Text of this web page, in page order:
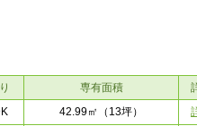
専有面積
42.99㎡ （13坪）